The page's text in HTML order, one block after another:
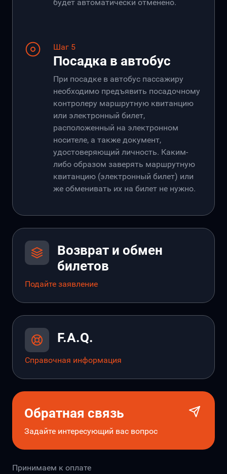
будет автоматически отменено.
Шаг 5
Посадка в автобус
При посадке в автобус пассажиру
необходимо предъявить посадочному
контролеру маршрутную квитанцию
или электронный билет,
расположенный на электронном
носителе, а также документ,
удостоверяющий личность. Каким-
либо образом заверять маршрутную
квитанцию (электронный билет) или
же обменивать их на билет не нужно.
Возврат и обмен
билетов
Подайте заявление
F.A.Q.
Справочная информация
Обратная связь
Задайте интересующий вас вопрос
Принимаем к оплате